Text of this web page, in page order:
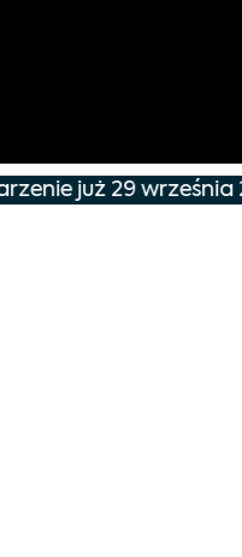
już 29 września